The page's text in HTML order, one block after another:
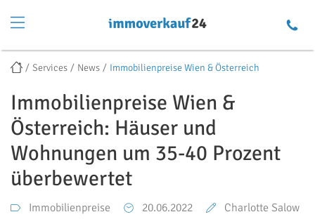
Services News Immobilienpreise Wien & Österreich
Immobilienpreise Wien &
Österreich: Häuser und
Wohnungen um 35-40 Prozent
überbewertet
Immobilienpreise 20.06.2022 Charlotte Salow